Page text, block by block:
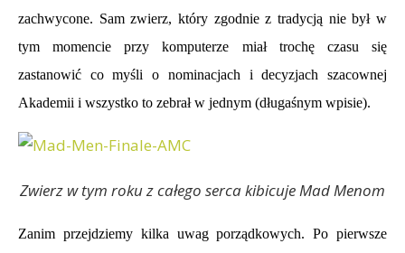
zachwycone. Sam zwierz, który zgodnie z tradycją nie był w
tym momencie przy komputerze miał trochę czasu się
zastanowić co myśli o nominacjach i decyzjach szacownej
Akademii i wszystko to zebrał w jednym (długaśnym wpisie).
Zwierz w tym roku z całego serca kibicuje Mad Menom
Zanim przejdziemy kilka uwag porządkowych. Po pierwsze